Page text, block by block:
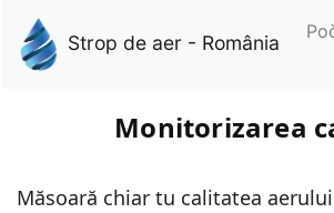
Strop de aer - România
Monitorizarea
Măsoară chiar tu calitatea